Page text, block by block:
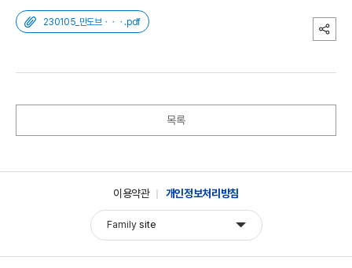
230105_만도브ㆍㆍㆍ.pdf
목록
이용약관 개인정보처리방침
Family site